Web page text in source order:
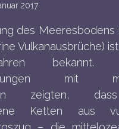
2017
des Meeresbodens
Vulkanausbrüche)
bekannt.
mit
zeigten,
Ketten aus